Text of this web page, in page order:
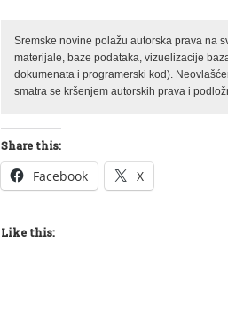
Sremske novine polažu autorska prava na
materijale, baze podataka, vizuelizacije
dokumenata i programerski kod).
smatra se kršenjem autorskih prava i
Share this:
Facebook X
Like this: